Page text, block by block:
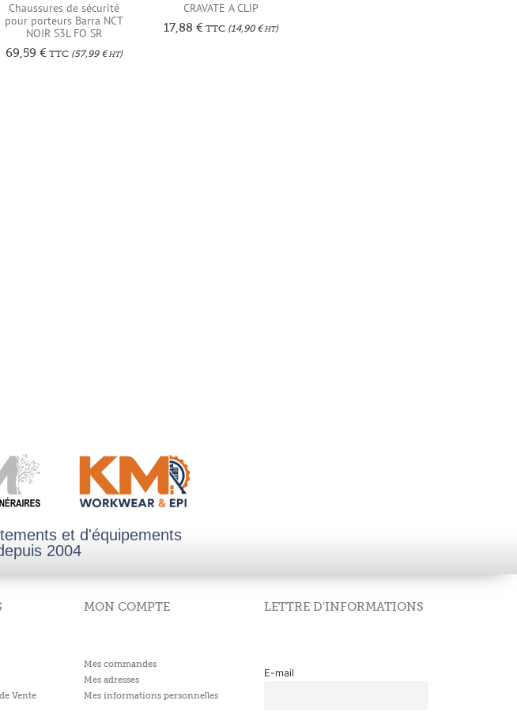
Chaussures de sécurité
pour porteurs Barra NCT
NOIR S3L FO SR
69,59€ TTC (57,99 €HT)
CRAVATE A CLIP
17,88 €TTC(14,90 €HT)
et d'équipements
2004
MON COMPTE LETTRE D'INFORMATIONS
Vente
Mes commandes
Mes adresses
Mes informations personnelles
E-mail